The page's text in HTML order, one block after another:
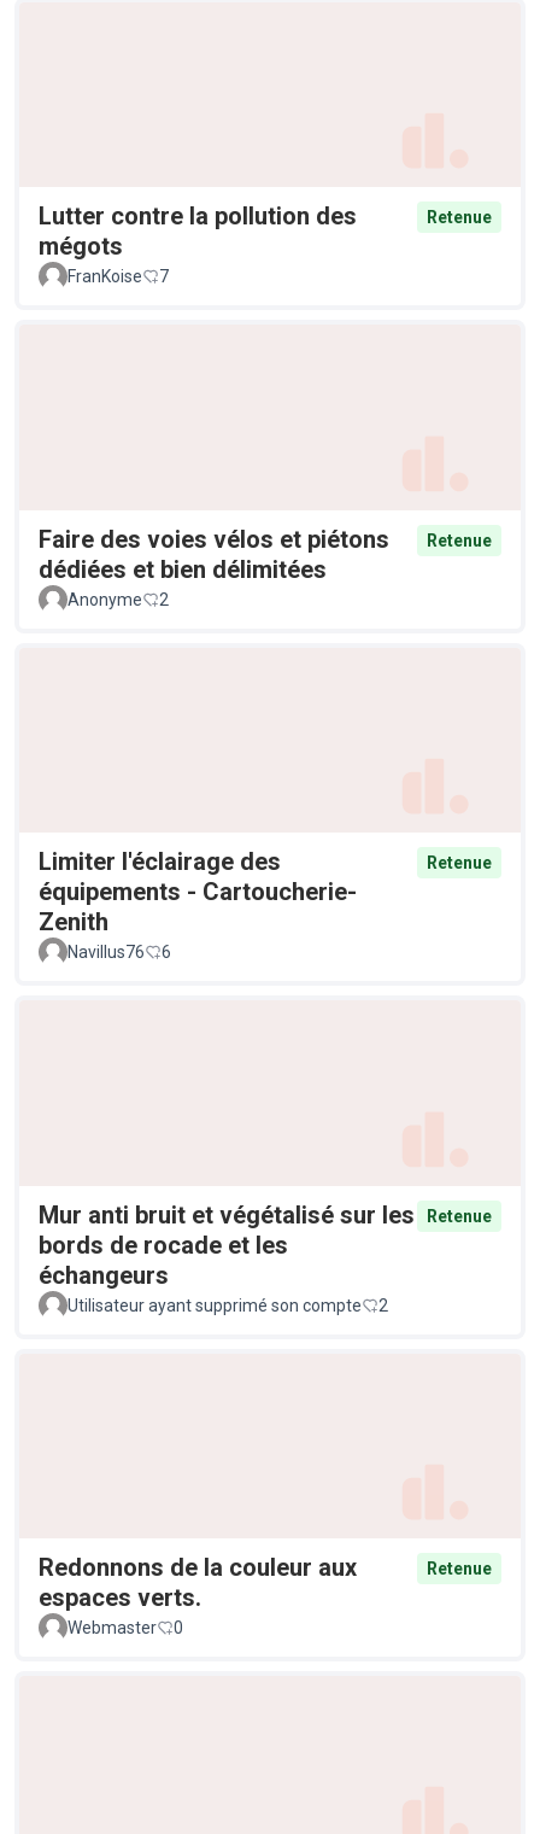
Lutter contre la pollution des
mégots
Retenue
FranKoise 7
Faire des voies vélos et piétons
dédiées et bien délimitées
Retenue
Anonyme 2
Limiter l'éclairage des
équipements - Cartoucherie-
Zenith
Retenue
Navillus76 6
Mur anti bruit et végétalisé sur les
bords de rocade et les
échangeurs
Retenue
Utilisateur ayant supprimé son compte 2
Redonnons de la couleur aux
espaces verts.
Retenue
Webmaster 0